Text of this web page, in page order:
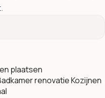
plaatsen
renovatieKozijnen